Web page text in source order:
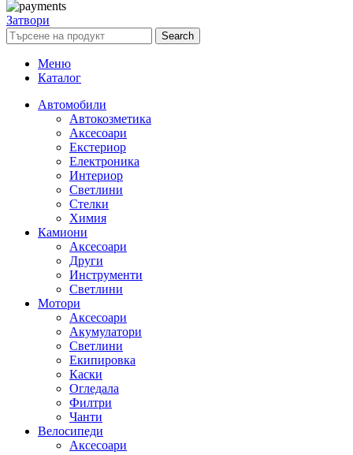
Затвори
Search
Меню
Каталог
Автомобили
Автокозметика
Аксесоари
Екстериор
Електроника
Интериор
Светлини
Стелки
Химия
Камиони
Аксесоари
Други
Инструменти
Светлини
Мотори
Аксесоари
Акумулатори
Светлини
Екипировка
Каски
Огледала
Филтри
Чанти
Велосипеди
Аксесоари